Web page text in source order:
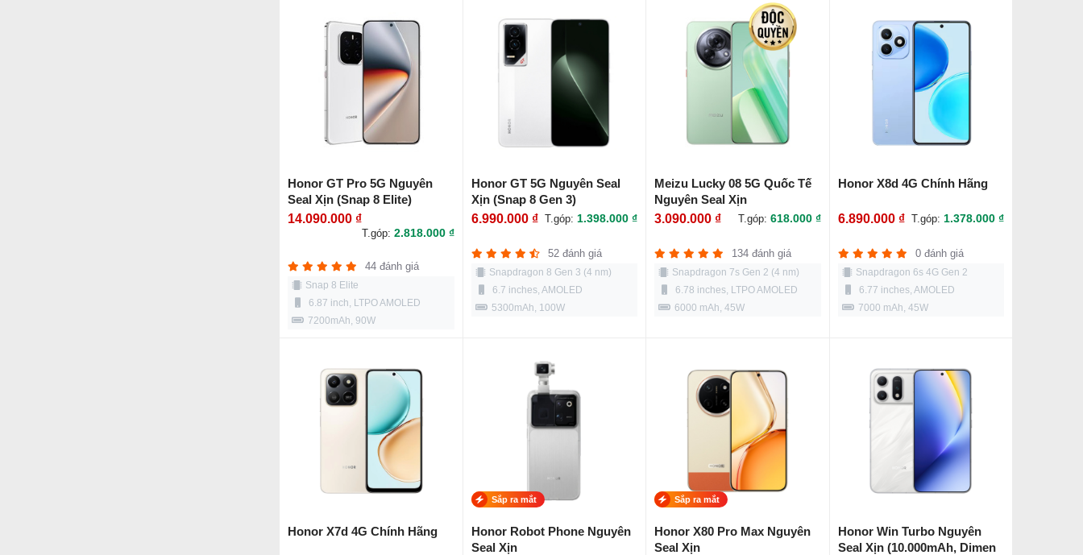
Honor GT Pro 5G Nguyên
Seal Xịn (Snap 8 Elite)
14.090.000 ₫
T.góp: 2.818.000 ₫
44 đánh giá
Snap 8 Elite
6.87 inch, LTPO AMOLED
7200mAh, 90W
Honor GT 5G Nguyên Seal
Xịn (Snap 8 Gen 3)
6.990.000 ₫ T.góp: 1.398.000 ₫
52 đánh giá
Snapdragon 8 Gen 3 (4 nm)
6.7 inches, AMOLED
5300mAh, 100W
Meizu Lucky 08 5G Quốc Tế
Nguyên Seal Xịn
3.090.000 ₫
T.góp: 618.000 ₫
134 đánh giá
Snapdragon 7s Gen 2 (4 nm)
6.78 inches, LTPO AMOLED
6000 mAh, 45W
Honor X8d 4G Chính Hãng
6.890.000 ₫ T.góp: 1.378.000 ₫
0 đánh giá
Snapdragon 6s 4G Gen 2
6.77 inches, AMOLED
7000 mAh, 45W
Honor X7d 4G Chính Hãng
Honor Robot Phone Nguyên
Seal Xịn
Sắp ra mắt
Honor X80 Pro Max Nguyên
Seal Xịn
Sắp ra mắt
Honor Win Turbo Nguyên
Seal Xịn (10.000mAh, Dimen